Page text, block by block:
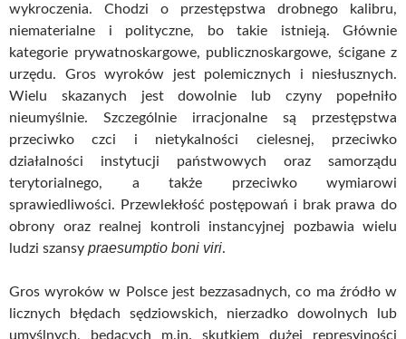
wykroczenia. Chodzi o przestępstwa drobnego kalibru,
niematerialne i polityczne, bo takie istnieją. Głównie
kategorie prywatnoskargowe, publicznoskargowe, ścigane z
urzędu. Gros wyroków jest polemicznych i niesłusznych.
Wielu skazanych jest dowolnie lub czyny popełniło
nieumyślnie. Szczególnie irracjonalne są przestępstwa
przeciwko czci i nietykalności cielesnej, przeciwko
działalności instytucji państwowych oraz samorządu
terytorialnego, a także przeciwko wymiarowi
sprawiedliwości. Przewlekłość postępowań i brak prawa do
obrony oraz realnej kontroli instancyjnej pozbawia wielu
ludzi szansy praesumptio boni viri.
Gros wyroków w Polsce jest bezzasadnych, co ma źródło w
licznych błędach sędziowskich, nierzadko dowolnych lub
umyślnych, będących m.in. skutkiem dużej represyjności